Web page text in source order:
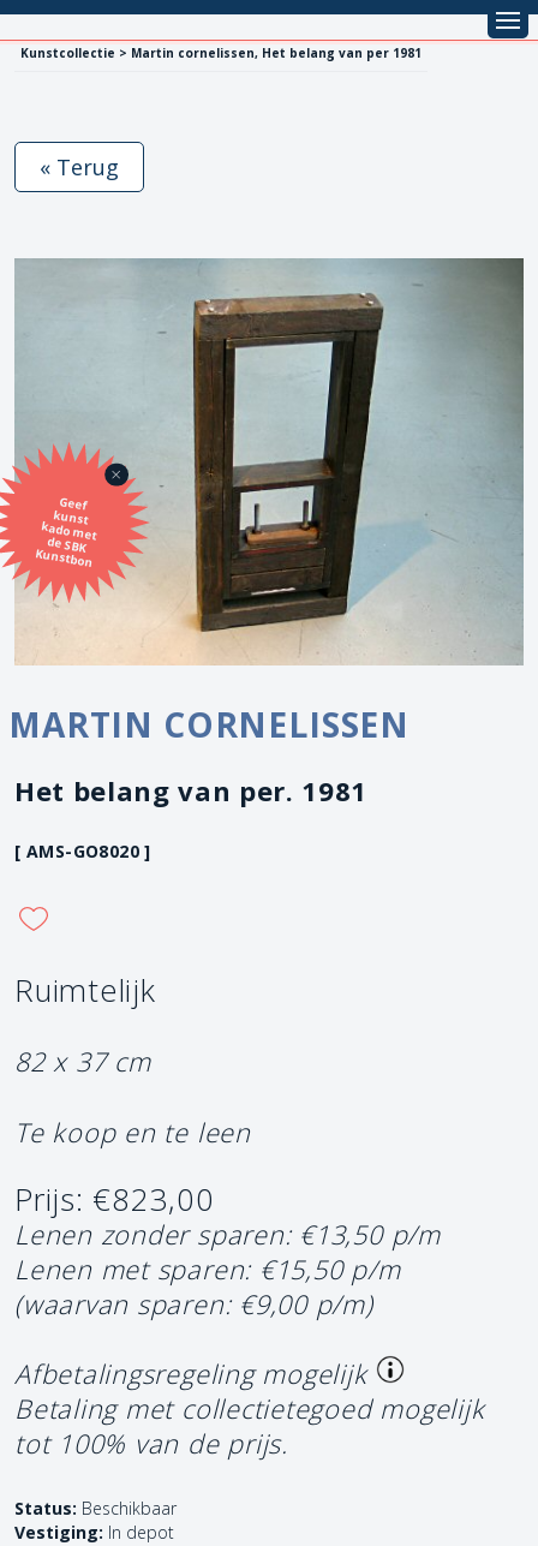
Kunstcollectie > Martin cornelissen, Het belang van per 1981
Geef
kunst
kado met
de SBK
Kunstbon
« Terug
MARTIN CORNELISSEN
Het belang van per. 1981
[ AMS-GO8020 ]
Ruimtelijk
82 x 37 cm
Te koop en te leen
Prijs: €823,00
Lenen zonder sparen: €13,50 p/m
Lenen met sparen: €15,50 p/m
(waarvan sparen: €9,00 p/m)
Afbetalingsregeling mogelijk
Betaling met collectietegoed mogelijk
tot 100% van de prijs.
Status: Beschikbaar
Vestiging: In depot